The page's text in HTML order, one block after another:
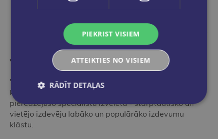
Vairāk nekā grāmatnīca
"Globuss" ir ideāla pieturvieta grāmatu pasaulē tiem,
kas vēlas iepazīties ar mūsu profesionālo,
pieredzējušo speciālistu izvēlētu - starptautisko un
vietējo izdevēju labāko un populārāko izdevumu
klāstu.
PIEKRIST VISIEM
ATTEIKTIES NO VISIEM
RĀDĪT DETAĻAS